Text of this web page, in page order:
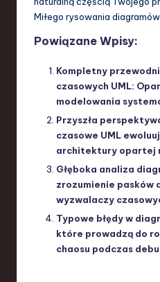
Miłego rysowania
Powiązane Wpisy:
Kompletny
czasowych UML:
modelowania
Przyszła
czasowe UML
architektury opartej
Głęboka analiza
zrozumienie pasków
wyzwalaczy
Typowe błędy w
które prowadzą do
chaosu podczas